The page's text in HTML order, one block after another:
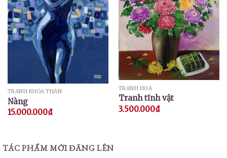
TRANH KHỎA THÂN
Nàng
15.000.000₫
TRANH HOA
Tranh tĩnh vật
3.500.000₫
TÁC PHẨM MỚI ĐĂNG LÊN